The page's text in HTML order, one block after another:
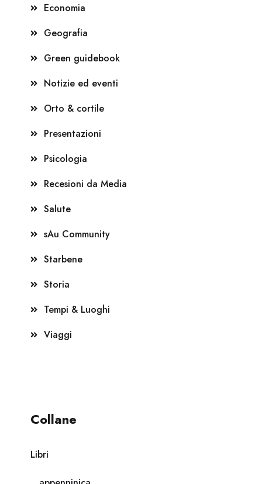
Economia
Geografia
Green guidebook
Notizie ed eventi
Orto & cortile
Presentazioni
Psicologia
Recesioni da Media
Salute
sAu Community
Starbene
Storia
Tempi & Luoghi
Viaggi
Collane
Libri